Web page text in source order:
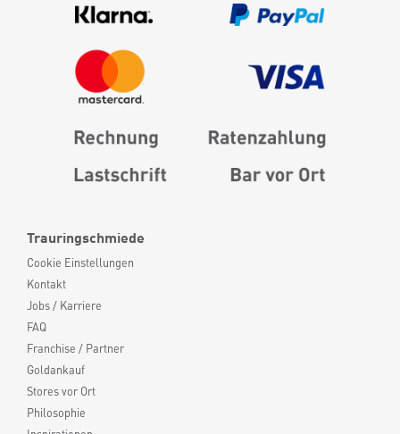
Trauringschmiede
Cookie Einstellungen
Kontakt
Jobs / Karriere
FAQ
Franchise / Partner
Goldankauf
Stores vor Ort
Philosophie